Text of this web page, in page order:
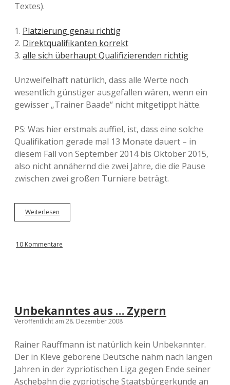
Textes).
1. Platzierung genau richtig
2. Direktqualifikanten korrekt
3. alle sich überhaupt Qualifizierenden richtig
Unzweifelhaft natürlich, dass alle Werte noch
wesentlich günstiger ausgefallen wären, wenn ein
gewisser „Trainer Baade“ nicht mitgetippt hätte.
PS: Was hier erstmals auffiel, ist, dass eine solche
Qualifikation gerade mal 13 Monate dauert – in
diesem Fall von September 2014 bis Oktober 2015,
also nicht annähernd die zwei Jahre, die die Pause
zwischen zwei großen Turniere beträgt.
Weiterlesen
u
e
e
r
r
o
g
n
o
10 Kommentare
Unbekanntes aus … Zypern
Veröffentlicht am 28. Dezember 2008
Rainer Rauffmann ist natürlich kein Unbekannter.
Der in Kleve geborene Deutsche nahm nach langen
Jahren in der zypriotischen Liga gegen Ende seiner
Aschebahn die zypriotische Staatsbürgerkunde an